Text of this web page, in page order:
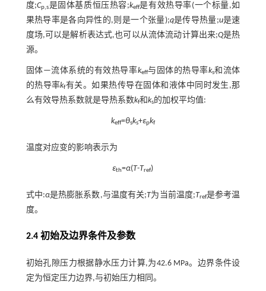
度;Cp,s是固体基质恒压热容;keff是有效热导率(一个标量,如
果热导率是各向异性的,则是一个张量);q是传导热量;u是速
度场,可以是解析表达式,也可以从流体流动计算出来;Q是热
源。
固体—流体系统的有效热导率keff与固体的热导率ks和流体
的热导率kf有关。如果热传导在固体和液体中同时发生,那
么有效导热系数就是导热系数kf和ks的加权平均值:
keff=θsks+εpkf
温度对应变的影响表示为
εth=α(T-Tref)
式中:α是热膨胀系数,与温度有关;T为当前温度;Tref是参考温
度。
2.4 初始及边界条件及参数
初始孔隙压力根据静水压力计算,为42.6 MPa。边界条件设
定为恒定压力边界,与初始压力相同。